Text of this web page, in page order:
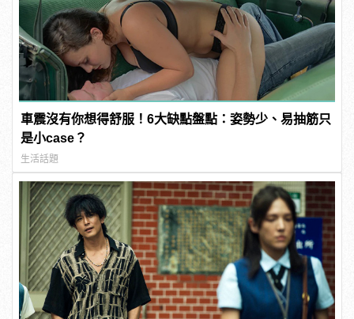
車震沒有你想得舒服！6大缺點盤點：姿勢少、易抽筋只
是小case？
生活話題